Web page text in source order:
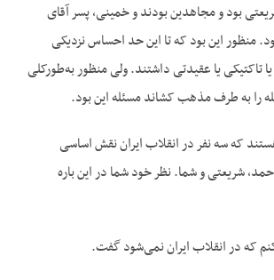
بود و مجاهدین بودند و خمینی، پسر آقای
منظور این بود که تا این حد احساس نزدیکی
تاکتیکی یا عقیدتی داشتند. ولی منظور به‌طورکلی
را به طرف مذهب کشاند مسئله این بود.
که سه نفر در انقلاب ایران نقش اساسی
شریعتی و شما. نظر خود شما در این باره
که در انقلاب ایران نمی‌شود گفت.